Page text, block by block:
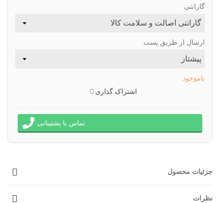
گارانتی
ارسال از طریق پست
ناموجود
اشتراک گذاری
تماس با پشتیبانی
جزئیات محصول
نظرات